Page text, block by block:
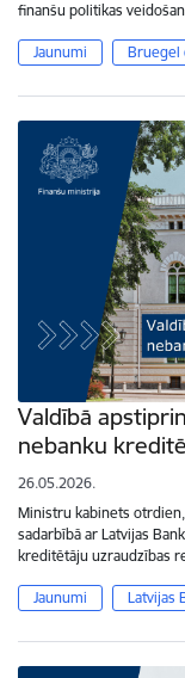
finanšu politikas
Jaunumi Bruegel
Valdībā
nebanku
26.05.2026.
Ministru kabinets
sadarbībā ar Latvijas
kreditētāju uzraudzības
Jaunumi Latvijas